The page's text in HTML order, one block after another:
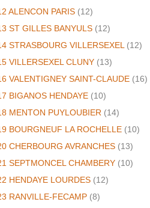
ALENCON PARIS (12)
ST GILLES BANYULS (12)
STRASBOURG VILLERSEXEL (12)
VILLERSEXEL CLUNY (13)
VALENTIGNEY SAINT-CLAUDE (16)
BIGANOS HENDAYE (10)
MENTON PUYLOUBIER (14)
BOURGNEUF LA ROCHELLE (10)
CHERBOURG AVRANCHES (13)
SEPTMONCEL CHAMBERY (10)
HENDAYE LOURDES (12)
RANVILLE-FECAMP (8)